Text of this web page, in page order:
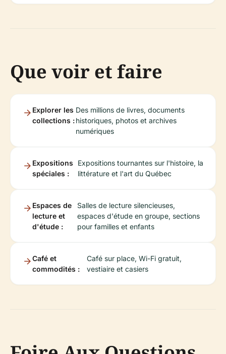
Que voir et faire
Explorer les
collections :
Des millions de livres, documents
historiques, photos et archives
numériques
Expositions
spéciales :
Expositions tournantes sur l'histoire, la
littérature et l'art du Québec
Espaces de
lecture et
d'étude :
Salles de lecture silencieuses,
espaces d'étude en groupe, sections
pour familles et enfants
Café et
commodités :
Café sur place, Wi-Fi gratuit,
vestiaire et casiers